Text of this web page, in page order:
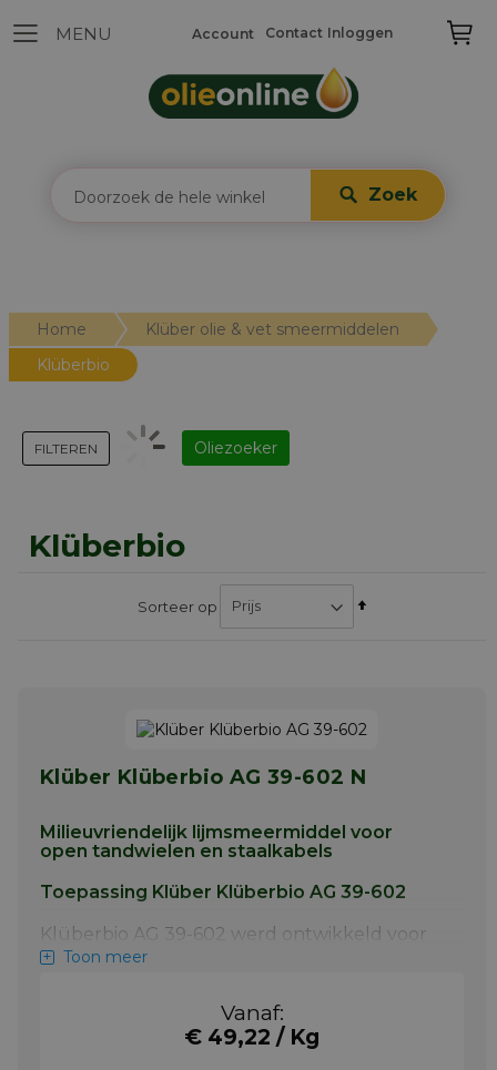
Zoek
Contact Inloggen
Account
Home
Klüber olie & vet smeermiddelen
Klüberbio
Klüberbio
Sorteer op
Van
Klüber Klüberbio AG 39-602 N
Milieuvriendelijk lijmsmeermiddel voor
open tandwielen en staalkabels
Toepassing Klüber Klüberbio AG 39-602
Klüberbio AG 39-602 werd ontwikkeld voor
de smering van open rondsel tandwielen op
worden gebruikt in andere maritieme
toepassingen die een goede waterdichtheid,
Toon meer
Vanaf:
€ 49,22 / Kg
FILTEREN Oliezoeker